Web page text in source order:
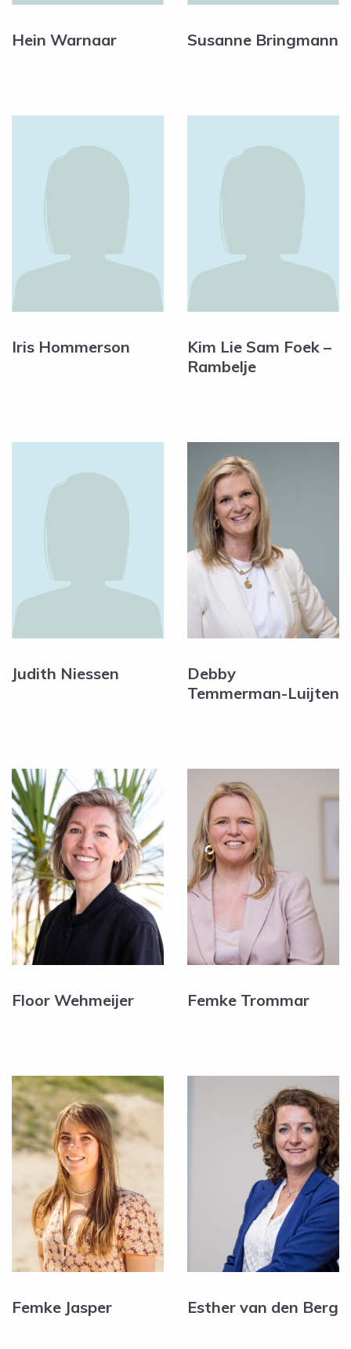
Hein Warnaar Susanne Bringmann
Iris Hommerson
Kim Lie Sam Foek –
Rambelje
Judith Niessen
Debby
Temmerman-Luijten
Floor Wehmeijer Femke Trommar
Femke Jasper Esther van den Berg